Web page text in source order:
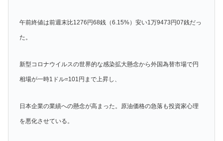
午前終値は前週末比1276円68銭（6.15%）安い1万9473円07銭だっ
た。
新型コロナウイルスの世界的な感染拡大懸念から外国為替市場で円
相場が一時1ドル=101円まで上昇し、
日本企業の業績への懸念が高まった。原油価格の急落も投資家心理
を悪化させている。